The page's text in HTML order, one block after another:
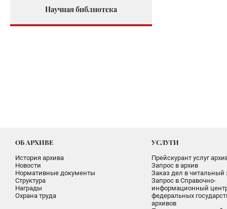
Научная библиотека
ОБ АРХИВЕ
История архива
Новости
Нормативные документы
Структура
Награды
Охрана труда
УСЛУГИ
Прейскурант услуг
Запрос в архив
Заказ дел в читальный
Запрос в Справочно-
информационный
федеральных
архивов